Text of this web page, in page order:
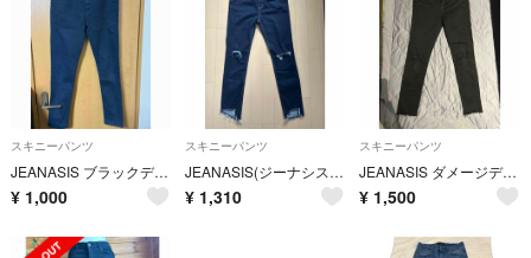
スキニーパンツ
JEANASIS ブラックデニム スキニー
¥ 1,000
スキニーパンツ
JEANASIS(ジーナシス)フレイドクラッシュダメージスキニーデニム L
¥ 1,310
スキニーパンツ
JEANASIS ダメージデニム
¥ 1,500